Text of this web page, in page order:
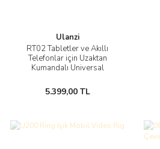
Ulanzi
RT02 Tabletler ve Akıllı
Telefonlar için Uzaktan
Kumandalı Universal
5.399,00 TL